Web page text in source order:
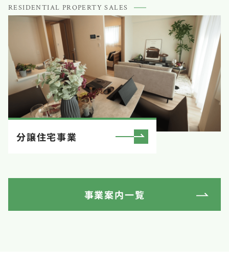
RESIDENTIAL PROPERTY SALES
分譲住宅事業
事業案内一覧